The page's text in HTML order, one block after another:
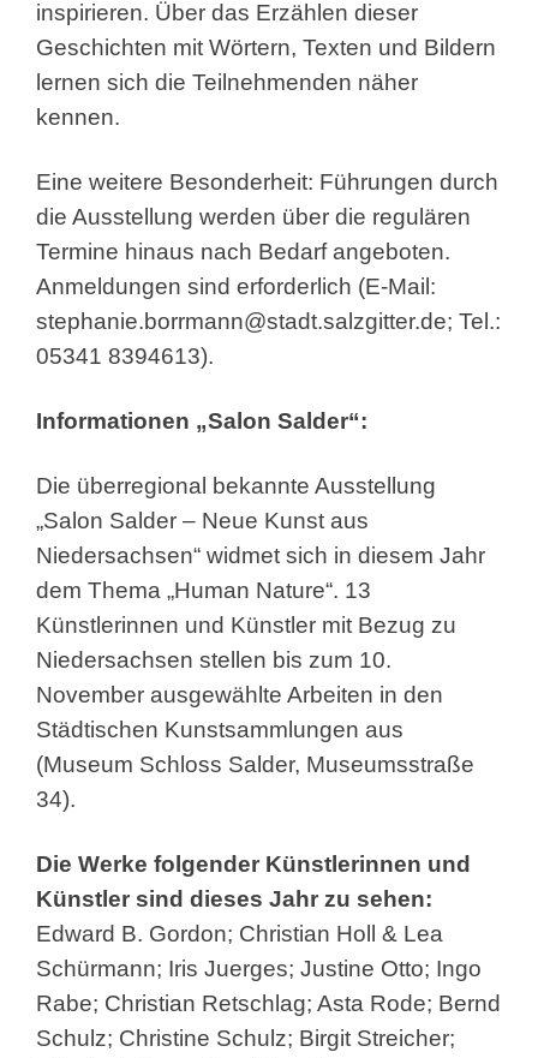
inspirieren. Über das Erzählen dieser
Geschichten mit Wörtern, Texten und Bildern
lernen sich die Teilnehmenden näher
kennen.
Eine weitere Besonderheit: Führungen durch
die Ausstellung werden über die regulären
Termine hinaus nach Bedarf angeboten.
Anmeldungen sind erforderlich (E-Mail:
stephanie.borrmann@stadt.salzgitter.de; Tel.:
05341 8394613).
Informationen „Salon Salder“:
Die überregional bekannte Ausstellung
„Salon Salder – Neue Kunst aus
Niedersachsen“ widmet sich in diesem Jahr
dem Thema „Human Nature“. 13
Künstlerinnen und Künstler mit Bezug zu
Niedersachsen stellen bis zum 10.
November ausgewählte Arbeiten in den
Städtischen Kunstsammlungen aus
(Museum Schloss Salder, Museumsstraße
34).
Die Werke folgender Künstlerinnen und
Künstler sind dieses Jahr zu sehen:
Edward B. Gordon; Christian Holl & Lea
Schürmann; Iris Juerges; Justine Otto; Ingo
Rabe; Christian Retschlag; Asta Rode; Bernd
Schulz; Christine Schulz; Birgit Streicher;